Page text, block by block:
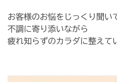
お客様のお悩をじっくり聞い
不調に寄り添いながら
疲れ知らずのカラダに整え